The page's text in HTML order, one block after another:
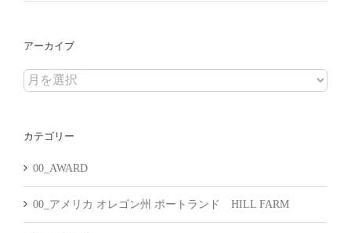
アーカイブ
ア
イ
カテゴリー
00_AWARD
00_アメリカ オレゴン州 ポートランド HILL FARM